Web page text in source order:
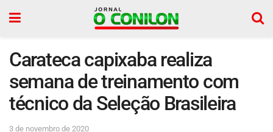
Carateca capixaba realiza
semana de treinamento com
técnico da Seleção Brasileira
3 de novembro de 2020